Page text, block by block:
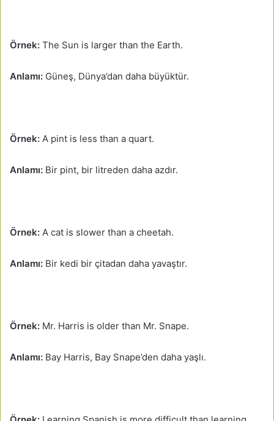
Örnek: The Sun is larger than the Earth.
Anlamı: Güneş, Dünya’dan daha büyüktür.
Örnek: A pint is less than a quart.
Anlamı: Bir pint, bir litreden daha azdır.
Örnek: A cat is slower than a cheetah.
Anlamı: Bir kedi bir çitadan daha yavaştır.
Örnek: Mr. Harris is older than Mr. Snape.
Anlamı: Bay Harris, Bay Snape’den daha yaşlı.